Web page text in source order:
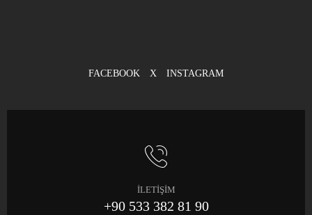
FACEBOOK X INSTAGRAM
İLETİŞİM
+90 533 382 81 90